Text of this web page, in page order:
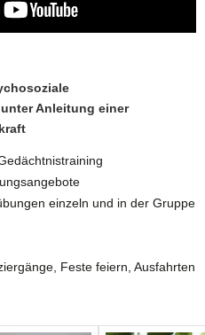
Anleitung einer
einzeln und in der Gruppe
Feste feiern, Ausfahrten